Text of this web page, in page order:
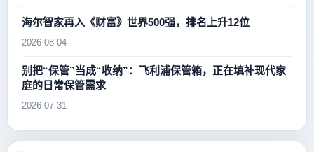
海尔智家再入《财富》世界500强，排名上升12位
2026-08-04
别把“保管”当成“收纳”：飞利浦保管箱，正在填补现代家
庭的日常保管需求
2026-07-31